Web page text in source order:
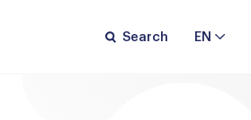
EN
Search